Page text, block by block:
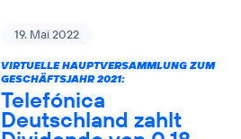
19. Mai 2022
VIRTUELLE HAUPTVERSAMMLUNG ZUM
GESCHÄFTSJAHR 2021:
Telefónica
Deutschland zahlt